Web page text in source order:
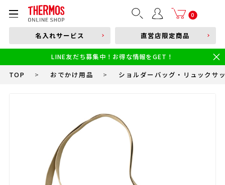
0
部品購入はこちら
本体品番やキーワードを入力
食洗機対応 新製品
幼児・園児向け水筒
小学生 低・中学年向け水筒
小学生 中・高学年向け水筒
名入れサービス 直営店限定商品
LINE友だち募集中！お得な情報をGET！
TOP > おでかけ用品 > ショルダーバッグ・リュックサ